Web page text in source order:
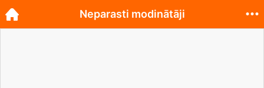
Neparasti modinātāji